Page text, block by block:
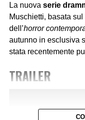
Le persone devono
aggiornate
nel film, anche se il
agire di soppiatto
quotidianain cui tutto
come agisce il
Lo stesso vale per
POSTER
La nuova serie
Muschietti, basata sul
dell’horror
autunno in esclusiva
stata recentemente
TRAILER